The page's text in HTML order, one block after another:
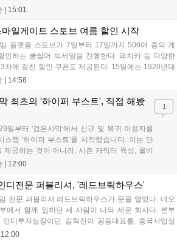
. 로그인 보너스로 최대 다이아 3,000개를 지급하며,
9월 30일까지 공식 유튜브에서 특별 프로그램을 시청
| 15:01
일게이트 스토브 여름 할인 시작
플랫폼 스토브가 7일부터 17일까지 500여 종의 게
인하는 쿨썸머 빅세일을 진행한다. 페치카 등 다양한
차에 걸친 할인 쿠폰도 제공된다. 15일에는 1920년대
그날의 신문이 출시되며, 15일부터 17일까지는 국내
확인 가능하다....
| 14:58
최초의 '하이퍼 부스트', 직접 해봤
일부터 '검은사막'에서 신규 및 복귀 이용자를
스템 '하이퍼 부스트'를 시작했습니다. 이는 단
제공하는 것이 아니라, 시즌 캐릭터 육성, 올비
아침의 나라 설화 진행 등 4단계 과정을 통해
하며 동(V) 투발라 장비와 검은별 무기, 카라
| 12:00
1
디전문 퍼블리셔, '레드브릭하우스'
전문 퍼블리셔 레드브릭하우스가 문을 열었다. 네오
에서 함께 일하던 세 사람이 나와 세운 회사다. 본부
인디투자실장이던 김혁진이 공동대표를, 중국사업실
사를 맡았다. 출범 한 달여 만에 위메이드맥스의 전
12:00